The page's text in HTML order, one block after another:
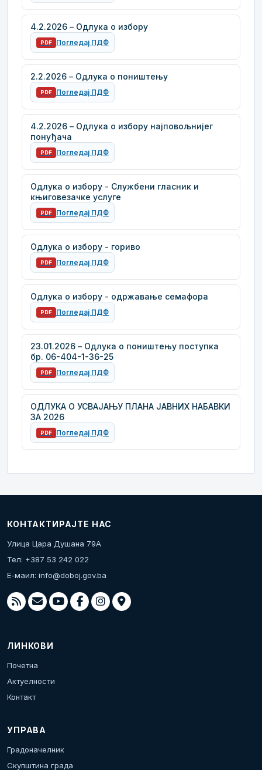
4.2.2026 – Одлука о избору
PDF Погледај ПДФ
2.2.2026 – Одлука о поништењу
PDF Погледај ПДФ
4.2.2026 – Одлука о избору најповољнијег
понуђача
PDF Погледај ПДФ
Одлука о избору - Службени гласник и
књиговезачке услуге
PDF Погледај ПДФ
Одлука о избору - гориво
PDF Погледај ПДФ
Одлука о избору - одржавање семафора
PDF Погледај ПДФ
23.01.2026 – Одлука о поништењу поступка
бр. 06-404-1-36-25
PDF Погледај ПДФ
ОДЛУКА О УСВАЈАЊУ ПЛАНА ЈАВНИХ НАБАВКИ
ЗА 2026
PDF Погледај ПДФ
КОНТАКТИРАЈТЕ НАС
Улица Цара Душана 79А
Тел: +387 53 242 022
Е-маил: info@doboj.gov.ba
ЛИНКОВИ
Почетна
Актуелности
Контакт
УПРАВА
Градоначелник
Скупштина града